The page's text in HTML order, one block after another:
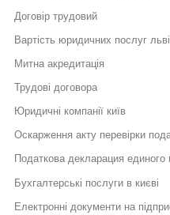
Договір трудовий
Вартість юридичних послуг
Митна акредитація
Трудові договора
Юридичні компанії київ
Оскарження акту перевірки
Податкова декларация единого
Бухгалтерські послуги в києві
Електронні документи на